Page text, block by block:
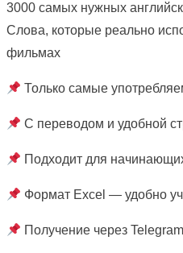
3000 самых нужных
Слова, которые реально
фильмах
Только самые
С переводом и удобной
Подходит для
Формат Excel — удобно
Получение через